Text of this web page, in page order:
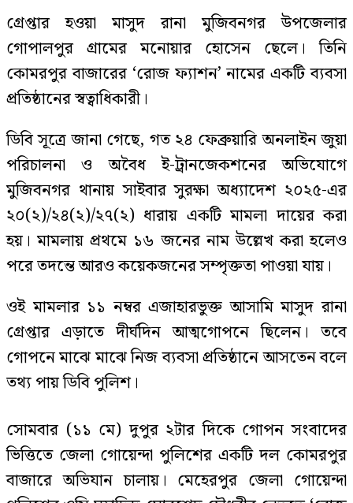
গ্রেপ্তার হওয়া মাসুদ রানা মুজিবনগর উপজেলার
গোপালপুর গ্রামের মনোয়ার হোসেন ছেলে। তিনি
কোমরপুর বাজারের ‘রোজ ফ্যাশন’ নামের একটি ব্যবসা
প্রতিষ্ঠানের স্বত্বাধিকারী।
ডিবি সূত্রে জানা গেছে, গত ২৪ ফেব্রুয়ারি অনলাইন জুয়া
পরিচালনা ও অবৈধ ই-ট্রানজেকশনের অভিযোগে
মুজিবনগর থানায় সাইবার সুরক্ষা অধ্যাদেশ ২০২৫-এর
২০(২)/২৪(২)/২৭(২) ধারায় একটি মামলা দায়ের করা
হয়। মামলায় প্রথমে ১৬ জনের নাম উল্লেখ করা হলেও
পরে তদন্তে আরও কয়েকজনের সম্পৃক্ততা পাওয়া যায়।
ওই মামলার ১১ নম্বর এজাহারভুক্ত আসামি মাসুদ রানা
গ্রেপ্তার এড়াতে দীর্ঘদিন আত্মগোপনে ছিলেন। তবে
গোপনে মাঝে মাঝে নিজ ব্যবসা প্রতিষ্ঠানে আসতেন বলে
তথ্য পায় ডিবি পুলিশ।
সোমবার (১১ মে) দুপুর ২টার দিকে গোপন সংবাদের
ভিত্তিতে জেলা গোয়েন্দা পুলিশের একটি দল কোমরপুর
বাজারে অভিযান চালায়। মেহেরপুর জেলা গোয়েন্দা